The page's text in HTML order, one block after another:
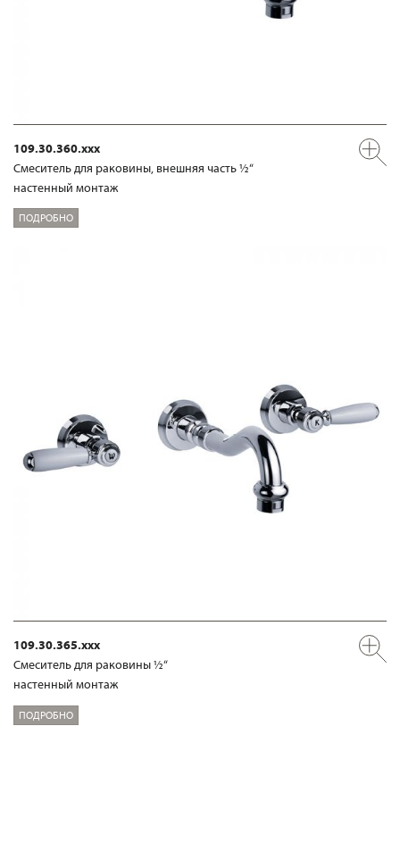
109.30.360.xxx
Смеситель для раковины, внешняя часть ½“
настенный монтаж
ПОДРОБНО
109.30.365.xxx
Смеситель для раковины ½“
настенный монтаж
ПОДРОБНО